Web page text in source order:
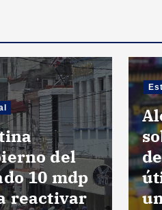
del
10 mdp
reactivar